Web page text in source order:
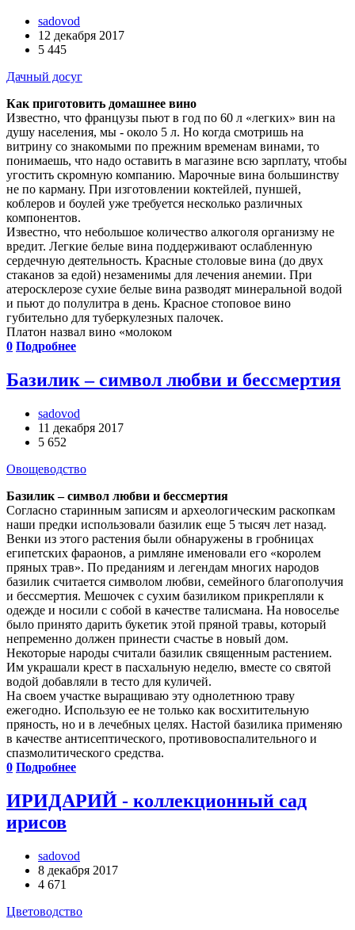
sadovod
12 декабря 2017
5 445
Дачный досуг
Как приготовить домашнее вино
Известно, что французы пьют в год по 60 л «легких» вин на
душу населения, мы - около 5 л. Но когда смотришь на
витрину со знакомыми по прежним временам винами, то
понимаешь, что надо оставить в магазине всю зарплату, чтобы
угостить скромную компанию. Марочные вина большинству
не по карману. При изготовлении коктейлей, пуншей,
коблеров и боулей уже требуется несколько различных
компонентов.
Известно, что небольшое количество алкоголя организму не
вредит. Легкие белые вина поддерживают ослабленную
сердечную деятельность. Красные столовые вина (до двух
стаканов за едой) незаменимы для лечения анемии. При
атеросклерозе сухие белые вина разводят минеральной водой
и пьют до полулитра в день. Красное стоповое вино
губительно для туберкулезных палочек.
Платон назвал вино «молоком
0 Подробнее
Базилик – символ любви и бессмертия
sadovod
11 декабря 2017
5 652
Овощеводство
Базилик – символ любви и бессмертия
Согласно старинным записям и археологическим раскопкам
наши предки использовали базилик еще 5 тысяч лет назад.
Венки из этого растения были обнаружены в гробницах
египетских фараонов, а римляне именовали его «королем
пряных трав». По преданиям и легендам многих народов
базилик считается символом любви, семейного благополучия
и бессмертия. Мешочек с сухим базиликом прикрепляли к
одежде и носили с собой в качестве талисмана. На новоселье
было принято дарить букетик этой пряной травы, который
непременно должен принести счастье в новый дом.
Некоторые народы считали базилик священным растением.
Им украшали крест в пасхальную неделю, вместе со святой
водой добавляли в тесто для куличей.
На своем участке выращиваю эту однолетнюю траву
ежегодно. Использую ее не только как восхитительную
пряность, но и в лечебных целях. Настой базилика применяю
в качестве антисептического, противовоспалительного и
спазмолитического средства.
0 Подробнее
ИРИДАРИЙ - коллекционный сад
ирисов
sadovod
8 декабря 2017
4 671
Цветоводство